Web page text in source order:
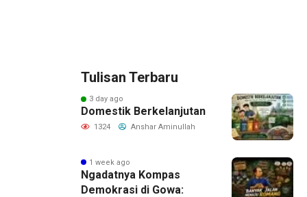
Tulisan Terbaru
3 day ago
Domestik Berkelanjutan
1324 Anshar Aminullah
1 week ago
Ngadatnya Kompas
Demokrasi di Gowa: